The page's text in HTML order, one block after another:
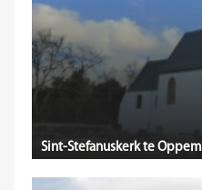
Sint-Stefanuskerk te Oppem